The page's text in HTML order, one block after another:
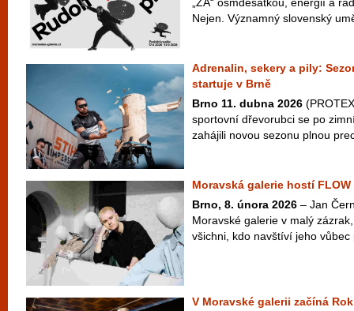
Nejen. Významný slovenský
Adrenalin, sekery a pily:
startuje v Brně
Brno 11. dubna 2026
sportovní dřevorubci se po
zahájili novou sezonu plnou
Moravská galerie hostí FLOW
Brno, 8. února 2026 – Jan
Moravské galerie v malý
všichni, kdo navštíví jeho vůbec
V Moravské galerii začíná